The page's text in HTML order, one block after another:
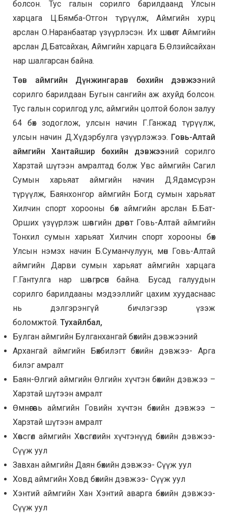
болсон. Тус галын сорилго барилдаанд Улсын
харцага Ц.Бямба-Отгон түрүүлж, Аймгийн хурц
арслан О.Наранбаатар үзүүрлэсэн. Их шөвөгт Аймгийн
арслан Д.Батсайхан, Аймгийн харцага Б.Өлзийсайхан
нар шалгарсан байна.
Төв аймгийн Дүнжингарав бөхийн дэвжээний
сорилго барилдаан Бугын сангийн аж ахуйд болсон.
Тус галын сорилгод улс, аймгийн цолтой болон залуу
64 бөх зодоглож, улсын начин Г.Ганжад түрүүлж,
улсын начин Д.Хүдэрбулга үзүүрлэжээ. Говь-Алтай
аймгийн Хантайшир бөхийн дэвжээний сорилго
Харзтай шүтээн амралтад болж Увс аймгийн Сагил
Сумын харьяат аймгийн начин Д.Ядамсүрэн
түрүүлж, Баянхонгор аймгийн Богд сумын харьяат
Хилчин спорт хорооны бөх аймгийн арслан Б.Бат-
Орших үзүүрлэж шөвгийн дөрөвт Говь-Алтай аймгийн
Тонхил сумын харьяат Хилчин спорт хорооны бөх
Улсын нэмэх начин Б.Суманчулуун, мөн Говь-Алтай
аймгийн Дарви сумын харьяат аймгийн харцага
Г.Гантулга нар шөвгөрсөн байна. Бусад галуудын
сорилго барилдааны мэдээллийг цахим хуудаснаас
нь дэлгэрэнгүй бичлэгээр үзэж
боломжтой. Тухайлбал,
Булган аймгийн Булганхангай бөхийн дэвжээний
Архангай аймгийн Бөхбилэгт бөхийн дэвжээ- Арга
билэг амралт
Баян-Өлгий аймгийн Өлгийн хүчтэн бөхийн дэвжээ –
Харзтай шүтээн амралт
Өмнөгөвь аймгийн Говийн хүчтэн бөхийн дэвжээ –
Харзтай шүтээн амралт
Хөвсгөл аймгийн Хөвсгөлийн хүчтэнүүд бөхийн дэвжээ-
Сүүж уул
Завхан аймгийн Даян бөхийн дэвжээ- Сүүж уул
Ховд аймгийн Ховд бөхийн дэвжээ- Сүүж уул
Хэнтий аймгийн Хан Хэнтий аварга бөхийн дэвжээ-
Сүүж уул